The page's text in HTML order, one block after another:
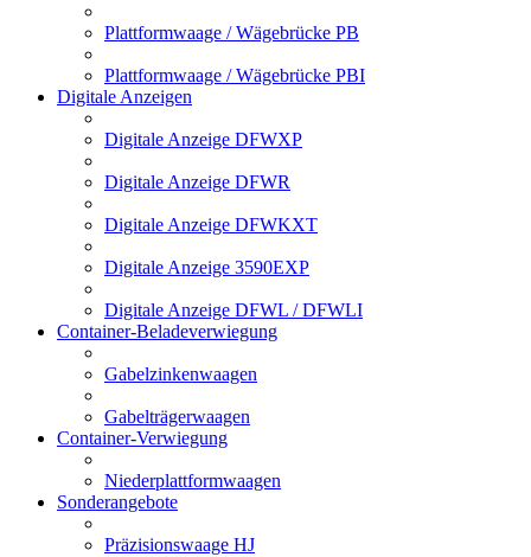
Plattformwaage / Wägebrücke PB
Plattformwaage / Wägebrücke PBI
Digitale Anzeigen
Digitale Anzeige DFWXP
Digitale Anzeige DFWR
Digitale Anzeige DFWKXT
Digitale Anzeige 3590EXP
Digitale Anzeige DFWL / DFWLI
Container-Beladeverwiegung
Gabelzinkenwaagen
Gabelträgerwaagen
Container-Verwiegung
Niederplattformwaagen
Sonderangebote
Präzisionswaage HJ